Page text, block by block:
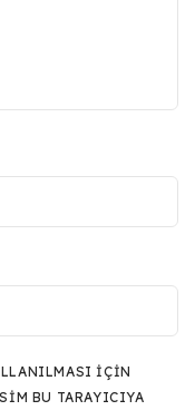
IÇIN
BU TARAYICIYA